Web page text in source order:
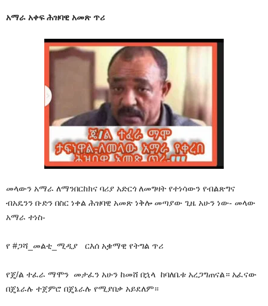
አማራ አቀፍ ሕዝባዊ አመጽ ጥሪ
መላውን አማራ ለማንበርከክና ባሪያ አድርጎ ለመግዛት የተነሳውን የብልጽግና
ብአዴንን ቡድን በስር ነቀል ሕዝባዊ አመጽ ነቅሎ መጣያው ጊዜ አሁን ነው- መላው
አማራ ተነስ-
የ #ጋሻ_መልቲ_ሚዲያ ርእሰ አቌማዊ የትግል ጥሪ
የጄ/ል ተፈራ ማሞን መታፈን አሁን ከመሸ በኋላ ከባለቤቱ አረጋግጠናል። አፈናው
በጄኔራሉ ተጀምሮ በጄኔራሉ የሚያበቃ አይደለም።